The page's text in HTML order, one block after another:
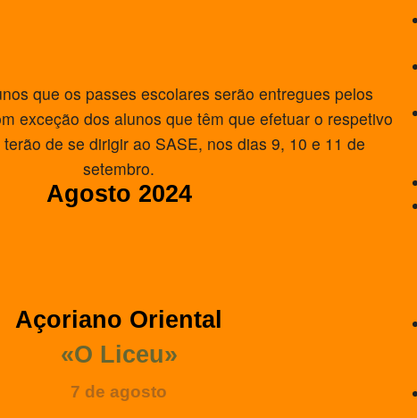
que os passes escolares serão entregues pelos
exceção dos alunos que têm que efetuar o respetivo
de se dirigir ao SASE, nos dias 9, 10 e 11 de
setembro.
Agosto 2024
Açoriano Oriental
«O Liceu»
7 de agosto